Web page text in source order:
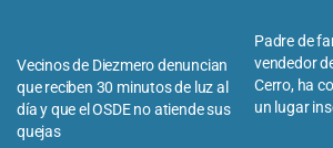
Vecinos de Diezmero denuncian
que reciben 30 minutos de luz al
día y que el OSDE no atiende sus
quejas
Padre de
vendedor
Cerro, ha
un lugar